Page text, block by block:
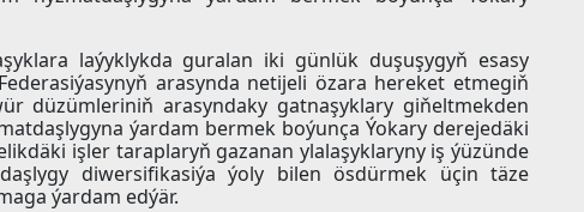
laýyklykda guralan iki günlük duşuşygyň esasy
arasynda netijeli özara hereket etmegiň
düzümleriniň arasyndaky gatnaşyklary giňeltmekden
ýardam bermek boýunça Ýokary derejedäki
işler taraplaryň gazanan ylalaşyklaryny iş ýüzünde
diwersifikasiýa ýoly bilen ösdürmek üçin täze
ýardam edýär.